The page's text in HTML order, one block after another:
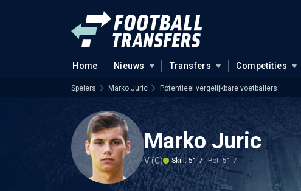
Home Nieuws Transfers Competities
Spelers Marko Juric Potentieel vergelijkbare voetballers
Marko Juric
V (C) Skill: 51.7 Pot: 51.7